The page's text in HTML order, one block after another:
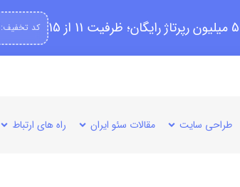
کد تخفیف:
طراحی سایت مقالات سئو ایران راه های ارتباط